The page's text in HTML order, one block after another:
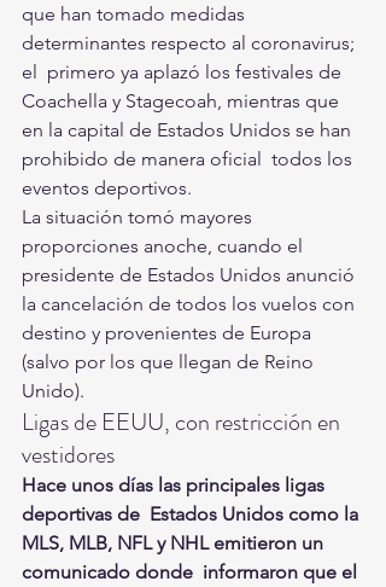
que han tomado medidas
determinantes respecto al coronavirus;
el  primero ya aplazó los festivales de
Coachella y Stagecoah, mientras que
en la capital de Estados Unidos se han
prohibido de manera oficial  todos los
eventos deportivos.
La situación tomó mayores
proporciones anoche, cuando el
presidente de Estados Unidos anunció
la cancelación de todos los vuelos con
destino y provenientes de Europa
(salvo por los que llegan de Reino
Unido).
Ligas de EEUU, con restricción en
vestidores
Hace unos días las principales ligas
deportivas de  Estados Unidos como la
MLS, MLB, NFL y NHL emitieron un
comunicado donde  informaron que el